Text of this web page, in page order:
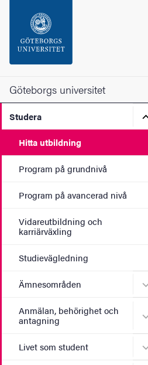
Sidfoten
Om webbplatsen
Göteborgs universitet
Studera
Hitta utbildning
Program på grundnivå
Program på avancerad nivå
Vidareutbildning och
karriärväxling
Studievägledning
Ämnesområden
Anmälan, behörighet och
antagning
Livet som student